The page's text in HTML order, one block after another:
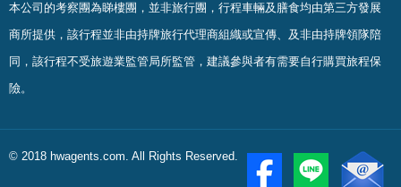
本公司的考察團為睇樓團，並非旅行團，行程車輛及膳食均由第三方發展
商所提供，該行程並非由持牌旅行代理商組織或宣傳、及非由持牌領隊陪
同，該行程不受旅遊業監管局所監管，建議參與者有需要自行購買旅程保
險。
© 2018 hwagents.com. All Rights Reserved.